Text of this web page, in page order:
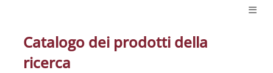
Catalogo dei prodotti della
ricerca